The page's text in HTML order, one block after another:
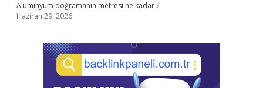
Alüminyum doğramanın metresi ne kadar ?
Haziran 29, 2026